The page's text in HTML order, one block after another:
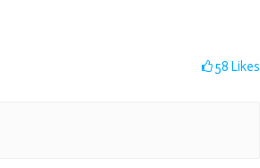
58 Likes